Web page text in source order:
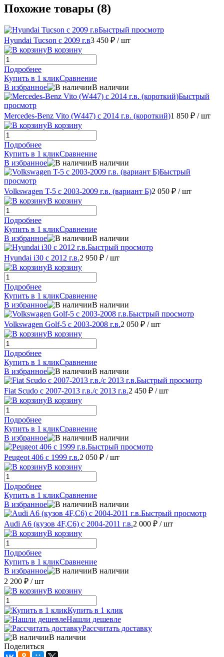
Похожие товары (8)
Быстрый просмотр
Hyundai Tucson с 2009 г.в3 450 ₽ / шт
В корзину
Подробнее
Купить в 1 кликСравнение
В избранное
В наличии
Быстрый
просмотр
Mercedes-Benz Vito (W447) c 2014 г.в. (короткий)1 850 ₽ / шт
В корзину
Подробнее
Купить в 1 кликСравнение
В избранное
В наличии
Быстрый
просмотр
Volkswagen T-5 с 2003-2009 г.в. (вариант Б)2 050 ₽ / шт
В корзину
Подробнее
Купить в 1 кликСравнение
В избранное
В наличии
Быстрый просмотр
Hyundai i30 с 2012 г.в.2 950 ₽ / шт
В корзину
Подробнее
Купить в 1 кликСравнение
В избранное
В наличии
Быстрый просмотр
Volkswagen Golf-5 с 2003-2008 г.в.2 050 ₽ / шт
В корзину
Подробнее
Купить в 1 кликСравнение
В избранное
В наличии
Быстрый просмотр
Fiat Scudo с 2007-2013 г.в./с 2013 г.в.2 450 ₽ / шт
В корзину
Подробнее
Купить в 1 кликСравнение
В избранное
В наличии
Быстрый просмотр
Peugeot 406 с 1999 г.в.2 050 ₽ / шт
В корзину
Подробнее
Купить в 1 кликСравнение
В избранное
В наличии
Быстрый просмотр
Audi A6 (кузов 4F,С6) с 2004-2011 г.в.2 000 ₽ / шт
В корзину
Подробнее
Купить в 1 кликСравнение
В избранное
В наличии
2 200 ₽ / шт
В корзину
Купить в 1 клик
Нашли дешевле
Рассчитать доставку
В наличии
Поделиться